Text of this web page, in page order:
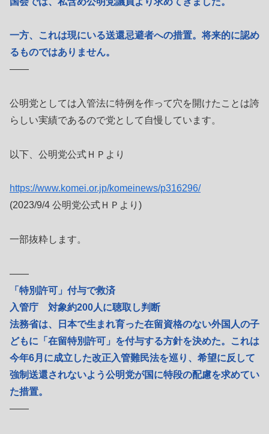
一方、これは現にいる送還忌避者への措置。将来的に認め
るものではありません。
――
公明党としては入管法に特例を作って穴を開けたことは誇
らしい実績であるので党として自慢しています。
以下、公明党公式ＨＰより
https://www.komei.or.jp/komeinews/p316296/
(2023/9/4 公明党公式ＨＰより)
一部抜粋します。
――
「特別許可」付与で救済
入管庁 対象約200人に聴取し判断
法務省は、日本で生まれ育った在留資格のない外国人の子
どもに「在留特別許可」を付与する方針を決めた。これは
今年6月に成立した改正入管難民法を巡り、希望に反して
強制送還されないよう公明党が国に特段の配慮を求めてい
た措置。
――